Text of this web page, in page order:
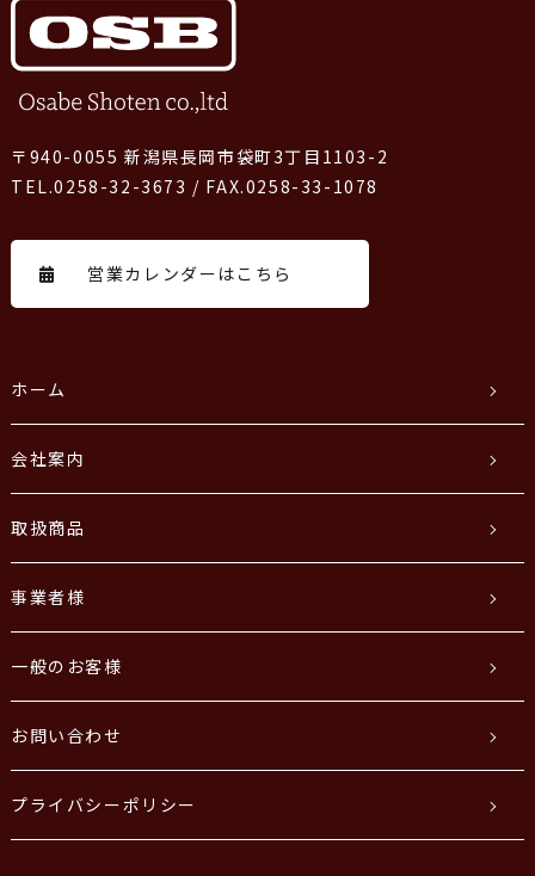
〒940-0055 新潟県長岡市袋町3丁目1103-2
TEL.0258-32-3673 / FAX.0258-33-1078
営業カレンダーはこちら
ホーム
会社案内
取扱商品
事業者様
一般のお客様
お問い合わせ
プライバシーポリシー